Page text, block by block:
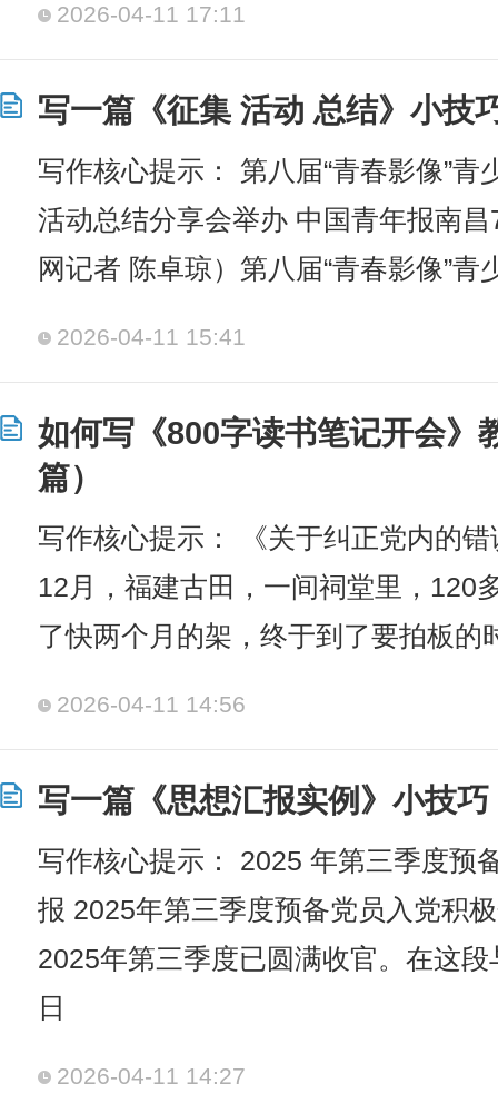
2026-04-11 17:11
写一篇《征集 活动 总结》小技
写作核心提示： 第八届“青春影像”
活动总结分享会举办 中国青年报南
网记者 陈卓琼）第八届“青春影像”青
2026-04-11 15:41
如何写《800字读书笔记开会》
篇）
写作核心提示： 《关于纠正党内的
12月，福建古田，一间祠堂里，120
了快两个月的架，终于到了要拍板的
2026-04-11 14:56
写一篇《思想汇报实例》小技
写作核心提示： 2025 年第三季度预
报 2025年第三季度预备党员入党积
2025年第三季度已圆满收官。在这
日
2026-04-11 14:27